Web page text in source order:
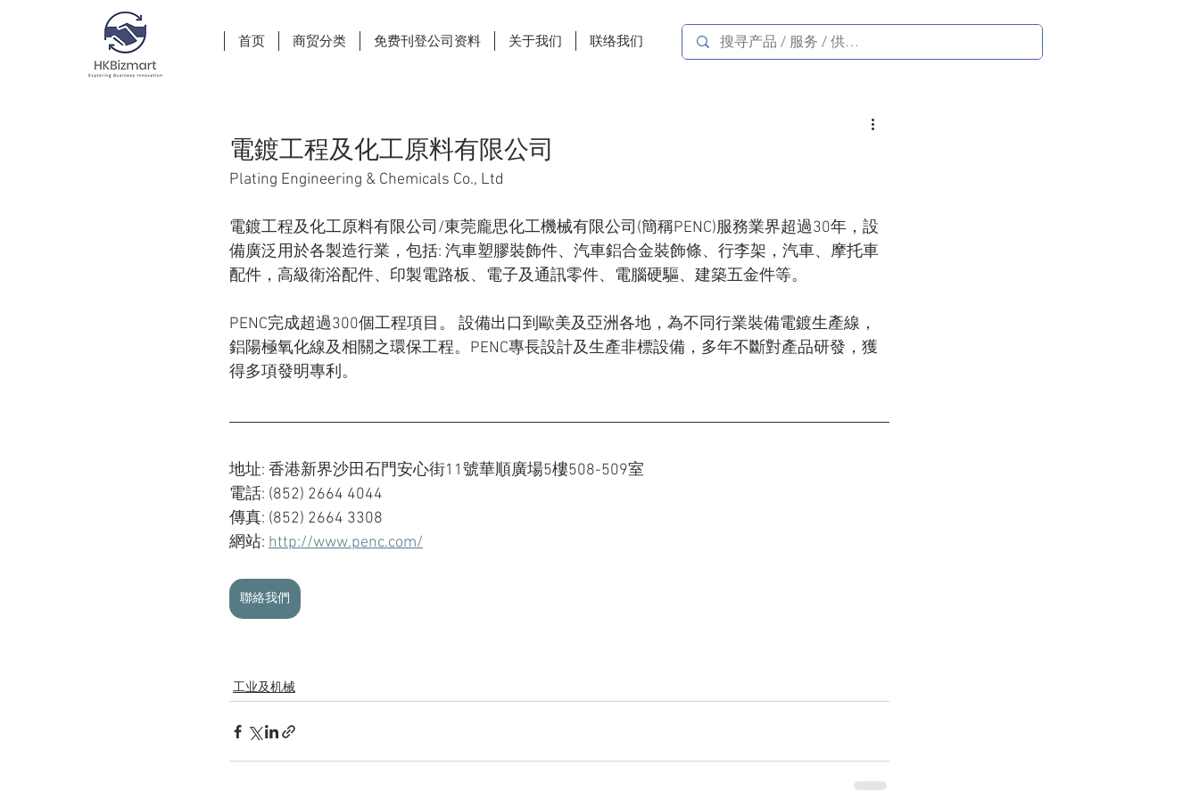
首页 商贸分类 免费刊登公司资料 关于我们 联络我们
電鍍工程及化工原料有限公司
Plating Engineering & Chemicals Co., Ltd
電鍍工程及化工原料有限公司/東莞龐思化工機械有限公司(簡稱PENC)服務業界超過30年，設
備廣泛用於各製造行業，包括: 汽車塑膠裝飾件、汽車鋁合金裝飾條、行李架，汽車、摩托車
配件，高級衛浴配件、印製電路板、電子及通訊零件、電腦硬驅、建築五金件等。
PENC完成超過300個工程項目。 設備出口到歐美及亞洲各地，為不同行業裝備電鍍生產線，
鋁陽極氧化線及相關之環保工程。PENC專長設計及生產非標設備，多年不斷對產品研發，獲
得多項發明專利。
地址: 香港新界沙田石門安心街11號華順廣場5樓508-509室
電話: (852) 2664 4044
傳真: (852) 2664 3308
網站: http://www.penc.com/
聯絡我們
工业及机械